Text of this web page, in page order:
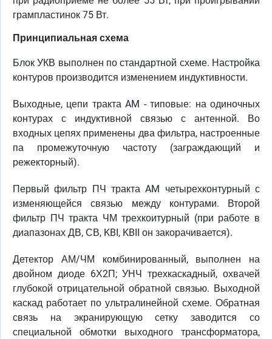
грампластинок 75 Вт.
Принципиальная схема
Блок УКВ выполнен по стандартной схеме. Настройка
контуров производится изменением индуктивности.
Выходные, цепи тракта AM - типовые: на одиночных
контурах с индуктивной связью с антенной. Во
входных цепях применены два фильтра, настроенные
па промежуточную частоту (заграждающий и
режекторный).
Первый фильтр ПЧ тракта AM четырехконтурный с
изменяющейся связью между контурами. Второй
фильтр ПЧ тракта ЧМ трехкоитурный (при работе в
диапазонах ДВ, СВ, KBI, KBII он закорачивается).
Детектор АМ/ЧМ комбинированный, выполнен на
двойном диоде 6Х2П; УНЧ трехкаскадный, охвачей
глубокой отрицательной обратной связью. Выходной
каскад работает по ультралинейной схеме. Обратная
связь на экранирующую сетку заводится со
специальной обмотки выходного трансформатора,